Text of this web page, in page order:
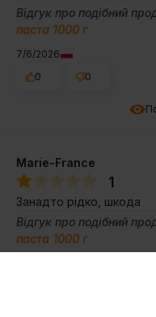
Відгук про подібний
паста 1000 г
7/6/2026
0
0
Marie-France
1
Занадто рідко, шкода
Відгук про подібний
паста 1000 г